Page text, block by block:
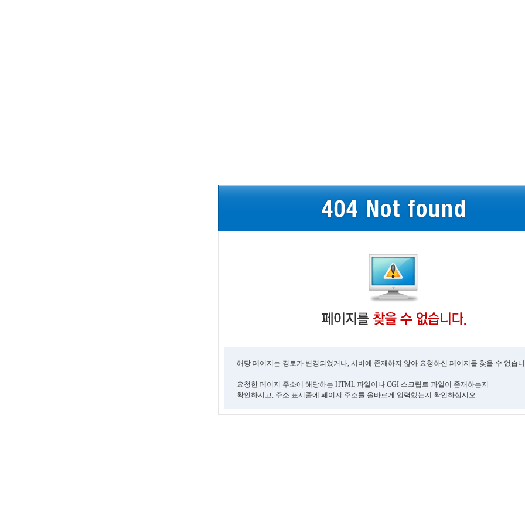
해당 페이지는 경로가 변경되었거나, 서버에 존재하지 않아 요청하신 페이지를 찾을 수 없습
요청한 페이지 주소에 해당하는 HTML 파일이나 CGI 스크립트 파일이 존재하는지
확인하시고, 주소 표시줄에 페이지 주소를 올바르게 입력했는지 확인하십시오.